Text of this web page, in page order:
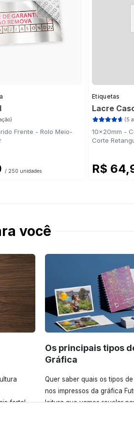
Frente - Rolo Meio-
/ 250 unidades
Etiquetas
Lacre
(5
10x20mm -
Corte
R$
você
forte!
Os principais tipos
Gráfica
Quer saber quais os tipos
nos impressos da gráfica
leitura que vamos revelar